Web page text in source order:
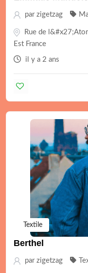
par zigetzag
Rue de
Est France
il y a 2 ans
Textile
Berthel
par zigetzag